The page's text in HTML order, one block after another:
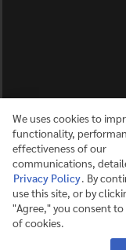
ปญฺญาย
©2025 MAHIDOL
We uses cookies to
functionality,
effectiveness of our
communications,
Privacy Policy. By
use this site, or by
"Agree," you consent to
of cookies.